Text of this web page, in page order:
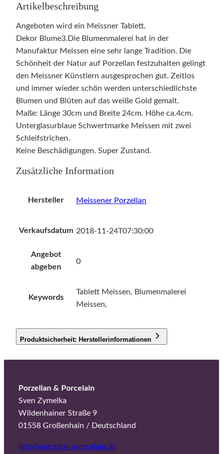
Artikelbeschreibung
Angeboten wird ein Meissner Tablett.
Dekor Blume3.Die Blumenmalerei hat in der
Manufaktur Meissen eine sehr lange Tradition. Die
Schönheit der Natur auf Porzellan festzuhalten gelingt
den Meissner Künstlern ausgesprochen gut. Zeitlos
und immer wieder schön werden unterschiedlichste
Blumen und Blüten auf das weiße Gold gemalt.
Maße: Länge 30cm und Breite 24cm. Höhe ca.4cm.
Unterglasurblaue Schwertmarke Meissen mit zwei
Schleifstrichen.
Keine Beschädigungen. Super Zustand.
Zusätzliche Information
Hersteller Meissener Porzellan
Verkaufsdatum 2018-11-24T07:30:00
Angebot
abgeben
0
Keywords
Tablett Meissen, Blumenmalerei
Meissen,
Produktsicherheit: Herstellerinformationen
Porzellan & Porcelain
Sven Zymelka
Wildenhainer Straße 9
01558 Großenhain / Deutschland
info@porzellan-porcelain.de